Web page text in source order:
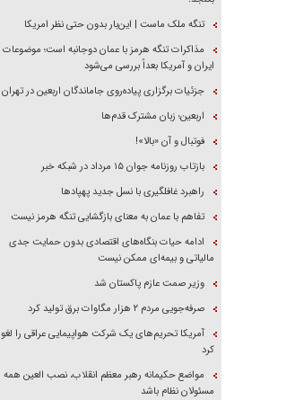
تنگه ملک ماست | این‌بار بدون حتی نظر امریکا
مذاکرات تنگه هرمز با عمان دوجانبه است؛ موضوعات
ایران و آمریکا بعداً بررسی می‌شود
جزئیات برگزاری پیاده‌روی جاماندگان اربعین در تهران
اربعین؛ زبان مشترک قدم‌ها
فوتبال و آن «بالا»!
بازتاب روزنامه جوان ۱۵ مرداد در شبکه خبر
راهبرد غافلگیری با نسل جدید پهپاد‌ها
تفاهم با عمان به معنای بازگشایی تنگه هرمز نیست
ادامه حیات بنگاه‌های اقتصادی بدون حمایت جدی
مالیاتی و بیمه‌ای ممکن نیست
وزیر صمت عازم پاکستان شد
صرفه‌جویی مردم ۲ هزار مگاوات برق تولید کرد
آمریکا تحریم‌های یک شرکت هواپیمایی عراقی را لغو
کرد
مواضع حکیمانه رهبر معظم انقلاب، نصب العین همه
مسئولان نظام باشد